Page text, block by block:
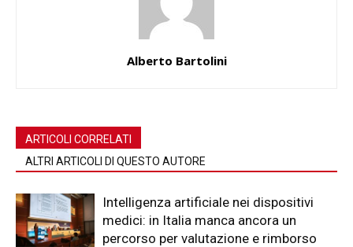
Alberto Bartolini
ARTICOLI CORRELATI
ALTRI ARTICOLI DI QUESTO AUTORE
Intelligenza artificiale nei dispositivi
medici: in Italia manca ancora un
percorso per valutazione e rimborso